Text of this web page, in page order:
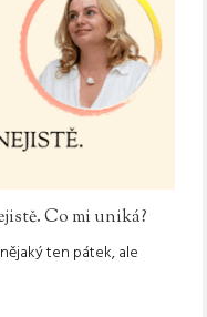
Co mi uniká?
ten pátek, ale